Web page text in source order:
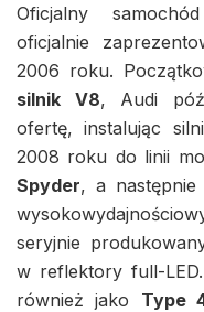
Oficjalny
oficjalnie
2006 roku.
silnik V8, Audi
ofertę, instalując
2008 roku do linii
Spyder, a następnie
seryjnie
w reflektory full-
również jako Type